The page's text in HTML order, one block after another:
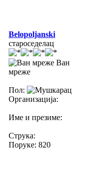
Belopoljanski
староседелац
Ван
мреже
Пол:
Организација:
Име и презиме:
Струка:
Поруке: 820